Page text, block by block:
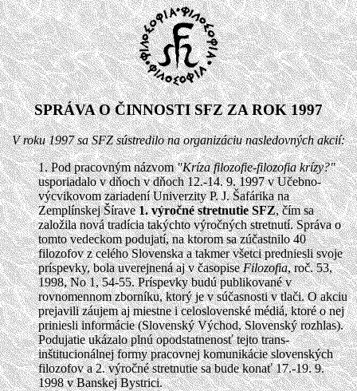
SPRÁVA O ČINNOSTI SFZ ZA ROK 1997
V roku 1997 sa SFZ sústredilo na organizáciu nasledovných akcií:
1. Pod pracovným názvom"Kríza filozofie-filozofia krízy?"
usporiadalo v dňoch v dňoch 12.-14. 9. 1997 v Učebno-
výcvikovom zariadení Univerzity P. J. Šafárika na
Zemplínskej Šírave1. výročné stretnutie SFZ, čím sa
založila nová tradícia takýchto výročných stretnutí. Správa o
tomto vedeckom podujatí, na ktorom sa zúčastnilo 40
filozofov z celého Slovenska a takmer všetci predniesli svoje
príspevky, bola uverejnená aj v časopiseFilozofia, roč. 53,
1998, No 1, 54-55. Príspevky budú publikované v
rovnomennom zborníku, ktorý je v súčasnosti v tlači. O akciu
prejavili záujem aj miestne i celoslovenské médiá, ktoré o nej
priniesli informácie (Slovenský Východ, Slovenský rozhlas).
Podujatie ukázalo plnú opodstatnenosť tejto trans-
inštitucionálnej formy pracovnej komunikácie slovenských
filozofov a 2. výročné stretnutie sa bude konať 17.-19. 9.
1998 v Banskej Bystrici.